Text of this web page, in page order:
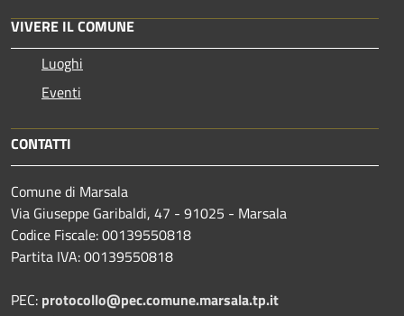
VIVERE IL COMUNE
Luoghi
Eventi
CONTATTI
Comune di Marsala
Via Giuseppe Garibaldi, 47 - 91025 - Marsala
Codice Fiscale: 00139550818
Partita IVA: 00139550818
PEC: protocollo@pec.comune.marsala.tp.it